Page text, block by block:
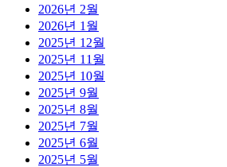
2026년 2월
2026년 1월
2025년 12월
2025년 11월
2025년 10월
2025년 9월
2025년 8월
2025년 7월
2025년 6월
2025년 5월